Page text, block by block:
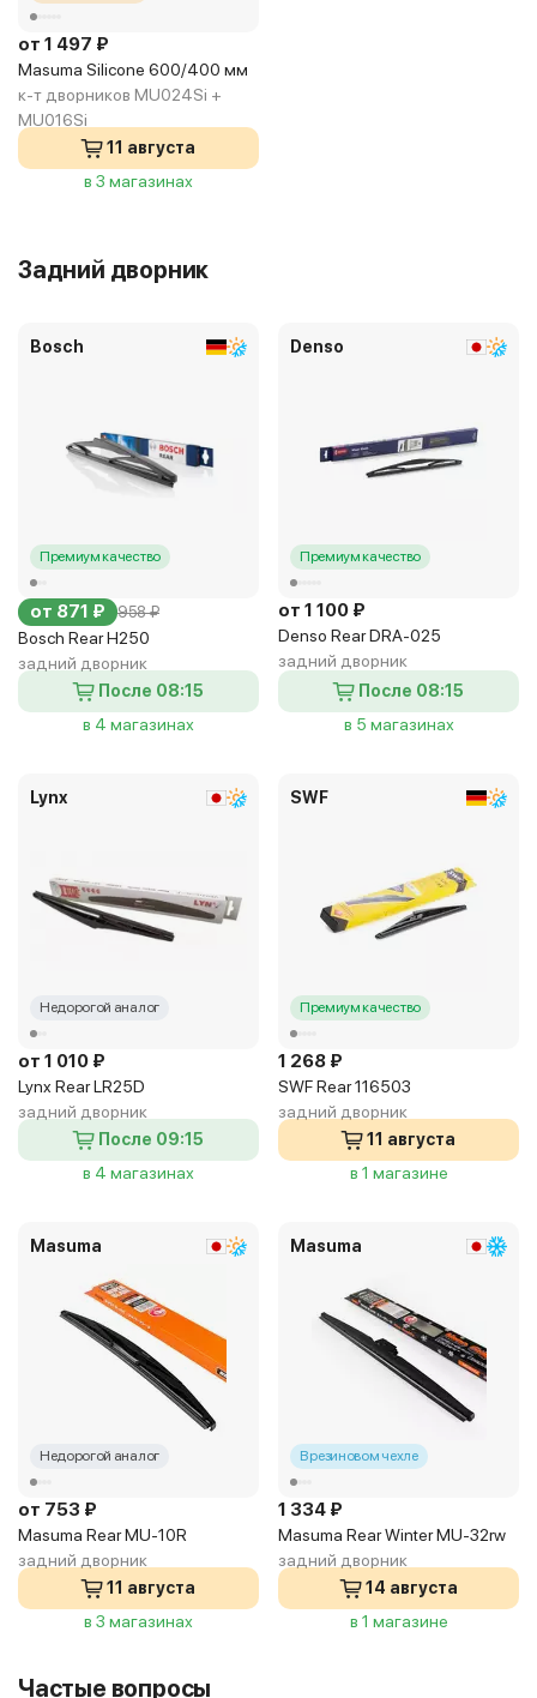
от 1 497 ₽
Masuma Silicone 600/400 мм
к-т дворников MU024Si +
MU016Si
11 августа
в 3 магазинах
Задний дворник
Bosch
Премиум качество
от 871 ₽ 958 ₽
Bosch Rear H250
задний дворник
После 08:15
в 4 магазинах
Denso
Премиум качество
от 1 100 ₽
Denso Rear DRA-025
задний дворник
После 08:15
в 5 магазинах
Lynx
Недорогой аналог
от 1 010 ₽
Lynx Rear LR25D
задний дворник
После 09:15
в 4 магазинах
SWF
Премиум качество
1 268 ₽
SWF Rear 116503
задний дворник
11 августа
в 1 магазине
Masuma
Недорогой аналог
от 753 ₽
Masuma Rear MU-10R
задний дворник
11 августа
в 3 магазинах
Masuma
В резиновом чехле
1 334 ₽
Masuma Rear Winter MU-32rw
задний дворник
14 августа
в 1 магазине
Частые вопросы